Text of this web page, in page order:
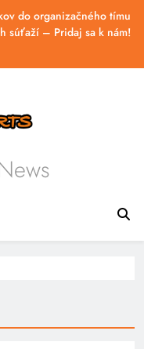
do organizačného tímu
súťaží – Pridaj sa k nám!